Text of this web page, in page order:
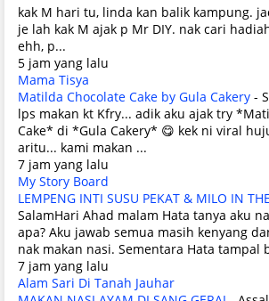
kak M hari tu, linda kan balik kampung.
je lah kak M ajak p Mr DIY. nak cari
ehh, p...
5 jam yang lalu
Mama Tisya
Matilda Chocolate Cake by Gula Cakery -
lps makan kt Kfry... adik aku ajak try
Cake* di *Gula Cakery* 😋 kek ni viral
aritu... kami makan ...
7 jam yang lalu
My Story Board
LEMPENG INTI SUSU PEKAT & MILO IN
SalamHari Ahad malam Hata tanya aku
apa? Aku jawab semua masih kenyang
nak makan nasi. Sementara Hata tampal
7 jam yang lalu
Alam Sari Di Tanah Jauhar